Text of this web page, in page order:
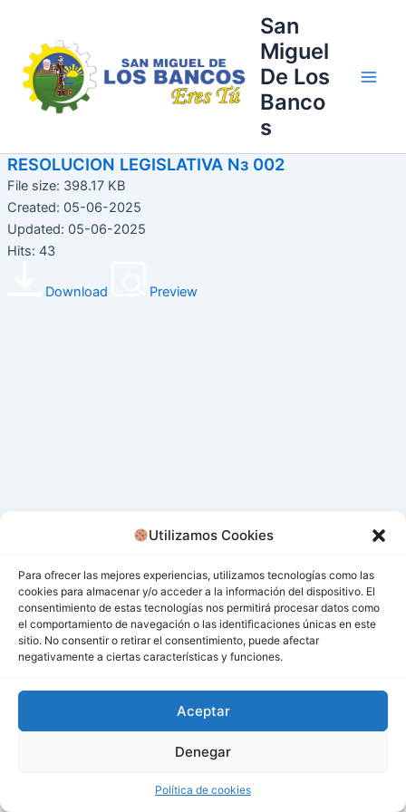
Utilizamos Cookies
Para ofrecer las mejores experiencias, utilizamos tecnologías como las
cookies para almacenar y/o acceder a la información del dispositivo. El
consentimiento de estas tecnologías nos permitirá procesar datos como
el comportamiento de navegación o las identificaciones únicas en este
sitio. No consentir o retirar el consentimiento, puede afectar
negativamente a ciertas características y funciones.
Aceptar
Denegar
Política de cookies
contenido
San
Miguel
De Los
Banco
s
RESOLUCION LEGISLATIVA Nз 002
File size: 398.17 KB
Created: 05-06-2025
Updated: 05-06-2025
Hits: 43
Download Preview
Todos los derechos © 2026 San Miguel De Los Bancos |